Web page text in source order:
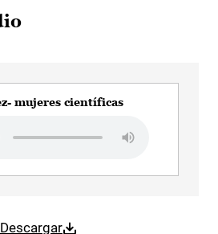
Descargar
mujeres científicas